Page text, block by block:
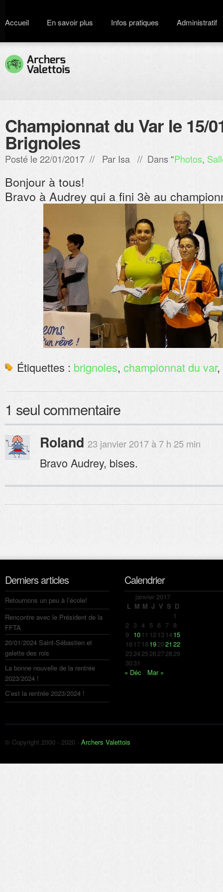
Accueil En savoir plus Infos pratiques Administratif
Championnat du Var le 15/
Brignoles
Posté le 22/01/2017 // Par Isa // Dans "Photos,
Bonjour à tous!
Bravo à Audrey qui a fini 3è au
Étiquettes : brignoles, championnat du var,
1 seul commentaire
Roland 23 janvier 2017 à 7 h 25 min
Bravo Audrey, bises.
Derniers articles
Retournons un peu à l’école!
Rencontre avec le Président de la
FFTA
20/01/2024 Saint-Sébastien et
galette des rois
La bonne nouvelle de la rentrée
2023/2024 !
C’est la rentrée 2023/2024 !
Calendrier
janvier 2017
L M M J V S D
1
2 3 4 5 6 7 8
9 10 11 12 13 1415
16 17 18192021 22
23242526272829
3031
« Déc
Mar »
© Copyright 2000 - 2020 - Archers Valettois